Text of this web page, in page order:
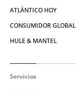
ATLÁNTICO HOY
CONSUMIDOR GLOBAL
HULE & MANTEL
Servicios